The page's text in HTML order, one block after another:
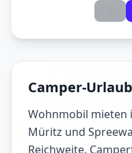
Camper-
Wohnmobil mieten
Müritz und
Reichweite.